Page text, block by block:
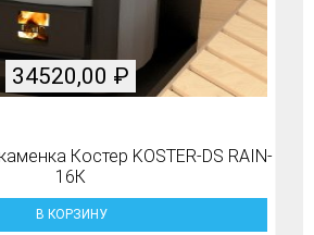
Костер KOSTER-DS RAIN-
16К
34520,00 ₽
В КОРЗИНУ